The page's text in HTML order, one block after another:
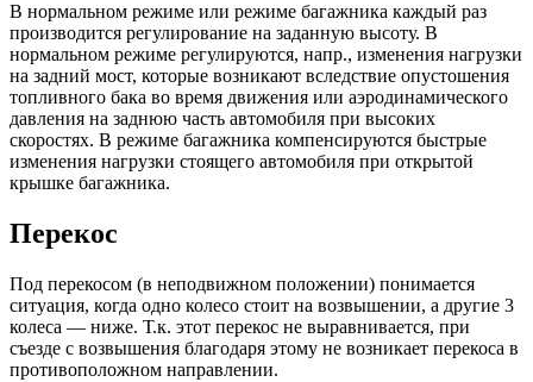
В нормальном режиме или режиме багажника каждый раз
производится регулирование на заданную высоту. В
нормальном режиме регулируются, напр., изменения нагрузки
на задний мост, которые возникают вследствие опустошения
топливного бака во время движения или аэродинамического
давления на заднюю часть автомобиля при высоких
скоростях. В режиме багажника компенсируются быстрые
изменения нагрузки стоящего автомобиля при открытой
крышке багажника.
Перекос
Под перекосом (в неподвижном положении) понимается
ситуация, когда одно колесо стоит на возвышении, а другие 3
колеса — ниже. Т.к. этот перекос не выравнивается, при
съезде с возвышения благодаря этому не возникает перекоса в
противоположном направлении.